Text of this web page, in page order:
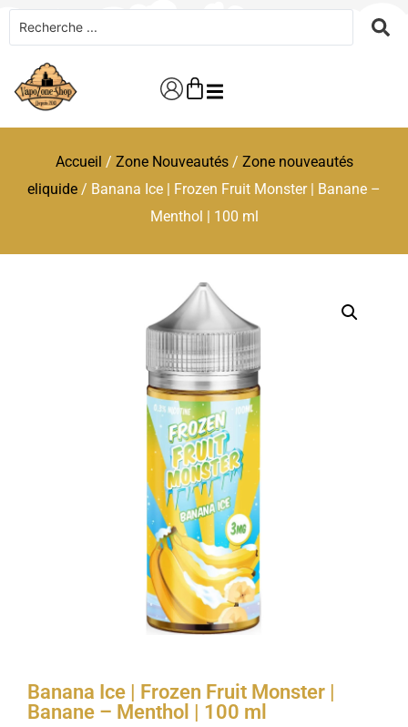
Accueil / Zone Nouveautés/ Zone nouveautés
eliquide / Banana Ice | Frozen Fruit Monster | Banane –
Menthol | 100 ml
Banana Ice | Frozen Fruit Monster |
Banane – Menthol | 100 ml